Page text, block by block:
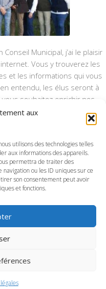
aux
utilisons des technologies telles
aux informations des appareils.
permettra de traiter des
ou les ID uniques sur ce
son consentement peut avoir
et fonctions.
Municipal, j’ai le plaisir
Vous y trouverez les
et les informations qui vous
entendu, les élus seront à
vous souhaitez enrichir nos
en complément du bulletin
actualisé pour mieux vous
et à tous.
© 2026. Tous droits